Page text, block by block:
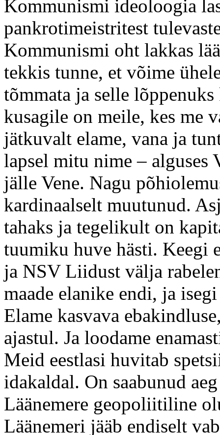
Kommunismi ideoloogia
pankrotimeistritest
Kommunismi oht lakkas
tekkis tunne, et võime
tõmmata ja selle
kusagile on meile, kes me
jätkuvalt elame, vana ja
lapsel mitu nime – alguses
jälle Vene. Nagu
kardinaalselt muutunud.
tahaks ja tegelikult on
tuumiku huve hästi. Keegi
ja NSV Liidust välja
maade elanike endi, ja
Elame kasvava
ajastul. Ja loodame
Meid eestlasi huvitab
idakaldal. On saabunud
Läänemere geopoliitiline
Läänemeri jääb endiselt